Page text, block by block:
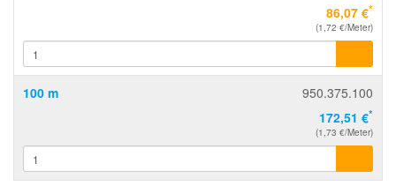
86,07 €*
(1,72 €/Meter)
100 m
950.375.100
172,51 €*
(1,73 €/Meter)